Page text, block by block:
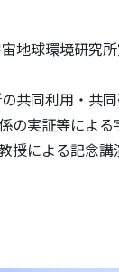
地球環境研究
同利用・共
の実証等によ
授による記念